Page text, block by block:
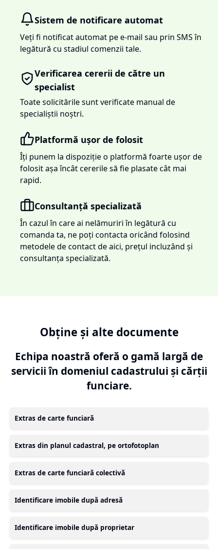
Sistem de notificare automat
Veți fi notificat automat pe e-mail sau prin SMS în
legătură cu stadiul comenzii tale.
Verificarea cererii de către un
specialist
Toate solicitările sunt verificate manual de
specialiștii noștri.
Platformă ușor de folosit
Îți punem la dispoziție o platformă foarte ușor de
folosit așa încât cererile să fie plasate cât mai
rapid.
Consultanță specializată
În cazul în care ai nelămuriri în legătură cu
comanda ta, ne poți contacta oricând folosind
metodele de contact de aici, prețul incluzând și
consultanța specializată.
Obține și alte documente
Echipa noastră oferă o gamă largă de
servicii în domeniul cadastrului și cărții
funciare.
Extras de carte funciară
Extras din planul cadastral, pe ortofotoplan
Extras de carte funciară colectivă
Identificare imobile după adresă
Identificare imobile după proprietar